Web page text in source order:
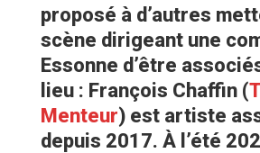
proposé à d’autres
scène dirigeant une
Essonne d’être
lieu : François Chaffin (
Menteur) est artiste
depuis 2017. À l’été